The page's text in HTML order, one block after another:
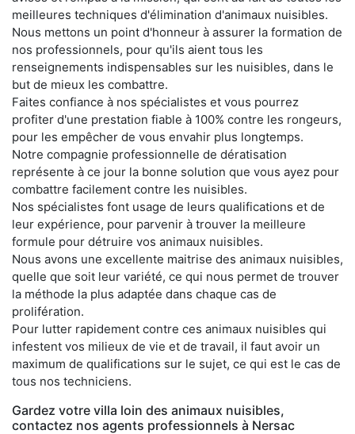
meilleures techniques d'élimination d'animaux nuisibles.
Nous mettons un point d'honneur à assurer la formation de
nos professionnels, pour qu'ils aient tous les
renseignements indispensables sur les nuisibles, dans le
but de mieux les combattre.
Faites confiance à nos spécialistes et vous pourrez
profiter d'une prestation fiable à 100% contre les rongeurs,
pour les empêcher de vous envahir plus longtemps.
Notre compagnie professionnelle de dératisation
représente à ce jour la bonne solution que vous ayez pour
combattre facilement contre les nuisibles.
Nos spécialistes font usage de leurs qualifications et de
leur expérience, pour parvenir à trouver la meilleure
formule pour détruire vos animaux nuisibles.
Nous avons une excellente maitrise des animaux nuisibles,
quelle que soit leur variété, ce qui nous permet de trouver
la méthode la plus adaptée dans chaque cas de
prolifération.
Pour lutter rapidement contre ces animaux nuisibles qui
infestent vos milieux de vie et de travail, il faut avoir un
maximum de qualifications sur le sujet, ce qui est le cas de
tous nos techniciens.
Gardez votre villa loin des animaux nuisibles,
contactez nos agents professionnels à Nersac